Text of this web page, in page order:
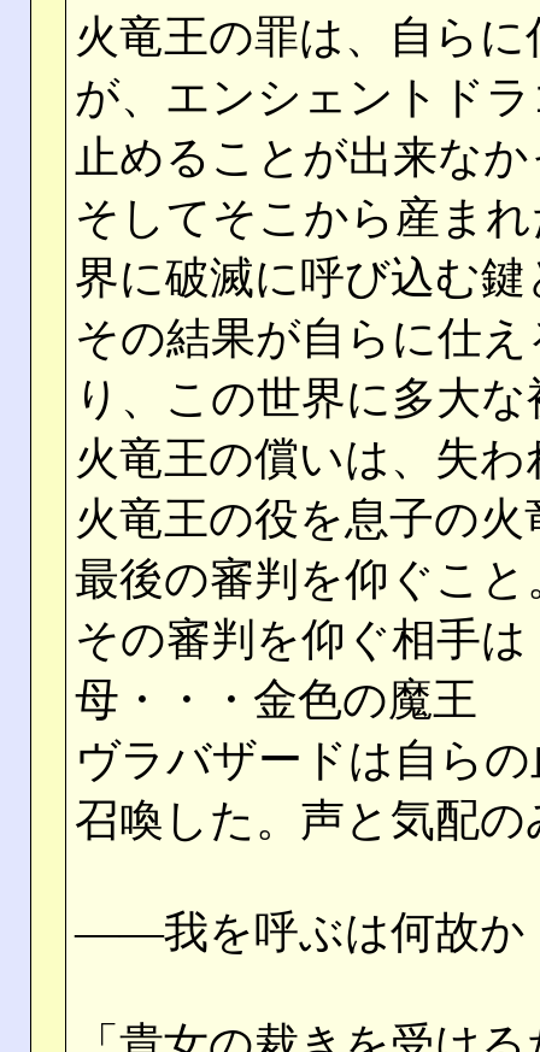
火竜王の罪は、自ら
が、エンシェントド
止めることが出来な
そしてそこから産ま
界に破滅に呼び込む
その結果が自らに仕
り、この世界に多大
火竜王の償いは、失
火竜王の役を息子の
最後の審判を仰ぐこと
その審判を仰ぐ相手
母・・・金色の魔王
ヴラバザードは自ら
召喚した。声と気配の
――我を呼ぶは何故か